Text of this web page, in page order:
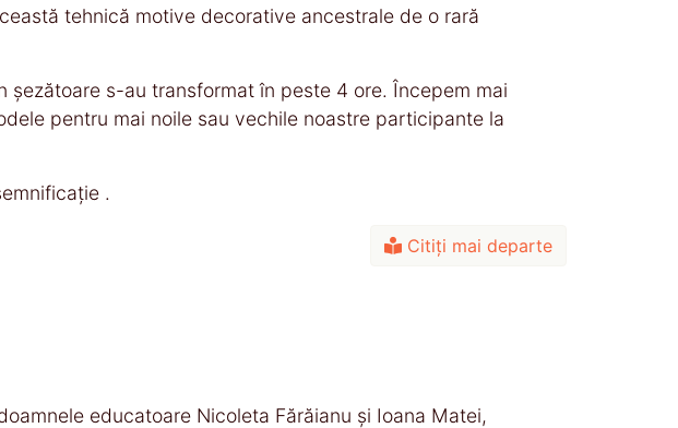
tehnică motive decorative ancestrale de o rară
șezătoare s-au transformat în peste 4 ore. Începem mai
pentru mai noile sau vechile noastre participante la
.
Citiți mai departe
educatoare Nicoleta Fărăianu și Ioana Matei,